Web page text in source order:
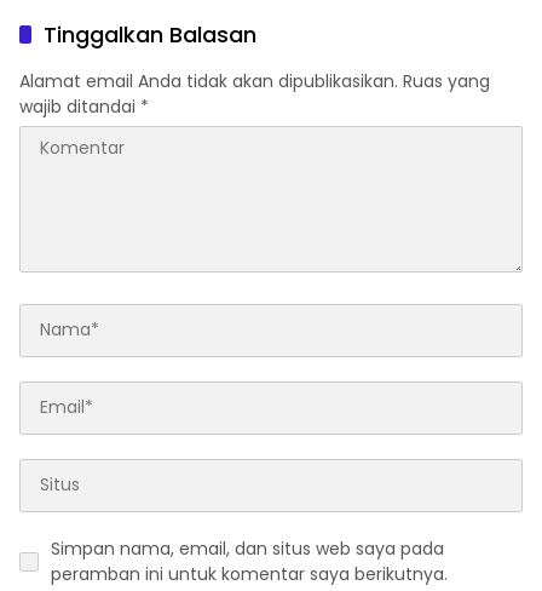
Tinggalkan Balasan
Alamat email Anda tidak akan dipublikasikan. Ruas yang
wajib ditandai *
Simpan nama, email, dan situs web saya pada
peramban ini untuk komentar saya berikutnya.